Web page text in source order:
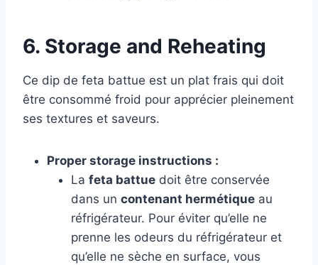
6. Storage and Reheating
Ce dip de feta battue est un plat frais qui doit
être consommé froid pour apprécier pleinement
ses textures et saveurs.
Proper storage instructions :
La feta battue doit être conservée
dans un contenant hermétique au
réfrigérateur. Pour éviter qu’elle ne
prenne les odeurs du réfrigérateur et
qu’elle ne sèche en surface, vous